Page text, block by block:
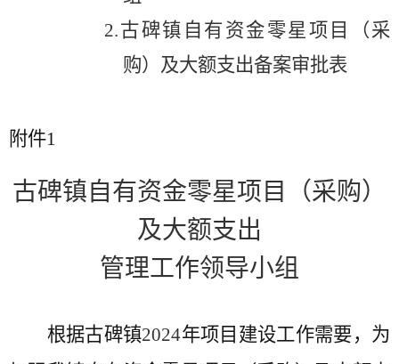
2.古碑镇自有资金零星项目（采
购）及大额支出备案审批表
附件1
古碑镇自有资金零星项目（采购）
及大额支出
管理工作领导小组
根据古碑镇2024年项目建设工作需要，为